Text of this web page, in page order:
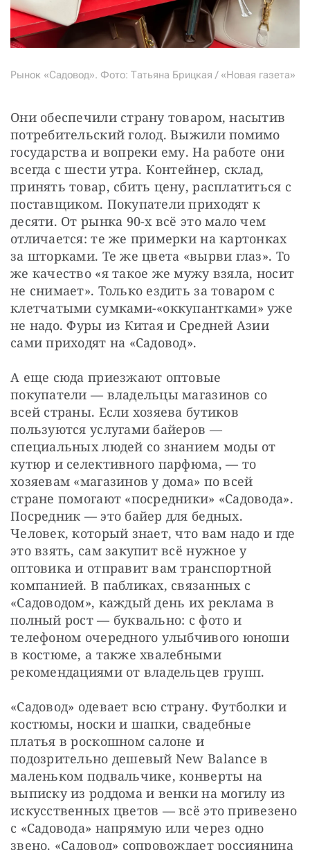
Рынок «Садовод». Фото: Татьяна Брицкая / «Новая газета»
Они обеспечили страну товаром, насытив
потребительский голод. Выжили помимо
государства и вопреки ему. На работе они
всегда с шести утра. Контейнер, склад,
принять товар, сбить цену, расплатиться с
поставщиком. Покупатели приходят к
десяти. От рынка 90-х всё это мало чем
отличается: те же примерки на картонках
за шторками. Те же цвета «вырви глаз». То
же качество «я такое же мужу взяла, носит
не снимает». Только ездить за товаром с
клетчатыми сумками-«оккупантками» уже
не надо. Фуры из Китая и Средней Азии
сами приходят на «Садовод».
А еще сюда приезжают оптовые
покупатели — владельцы магазинов со
всей страны. Если хозяева бутиков
пользуются услугами байеров —
специальных людей со знанием моды от
кутюр и селективного парфюма, — то
хозяевам «магазинов у дома» по всей
стране помогают «посредники» «Садовода».
Посредник — это байер для бедных.
Человек, который знает, что вам надо и где
это взять, сам закупит всё нужное у
оптовика и отправит вам транспортной
компанией. В пабликах, связанных с
«Садоводом», каждый день их реклама в
полный рост — буквально: с фото и
телефоном очередного улыбчивого юноши
в костюме, а также хвалебными
рекомендациями от владельцев групп.
«Садовод» одевает всю страну. Футболки и
костюмы, носки и шапки, свадебные
платья в роскошном салоне и
подозрительно дешевый New Balance в
маленьком подвальчике, конверты на
выписку из роддома и венки на могилу из
искусственных цветов — всё это привезено
с «Садовода» напрямую или через одно
звено. «Садовод» сопровождает россиянина